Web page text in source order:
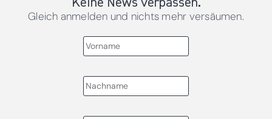
Keine News verpassen.
Gleich anmelden und nichts mehr versäumen.